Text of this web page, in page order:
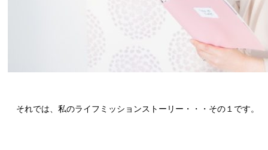
それでは、私のライフミッションストーリー・・・その１です。